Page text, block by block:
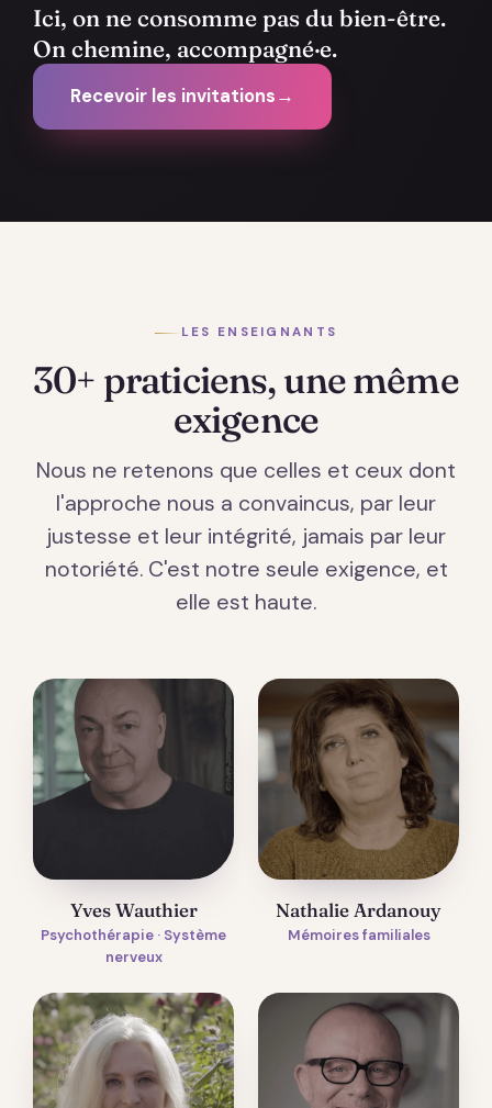
Ici, on ne consomme pas du bien-être.
On chemine, accompagné·e.
Recevoir les invitations→
LES ENSEIGNANTS
30+ praticiens, une même
exigence
Nous ne retenons que celles et ceux dont
l'approche nous a convaincus, par leur
justesse et leur intégrité, jamais par leur
notoriété. C'est notre seule exigence, et
elle est haute.
Yves Wauthier
Psychothérapie · Système
nerveux
Nathalie Ardanouy
Mémoires familiales